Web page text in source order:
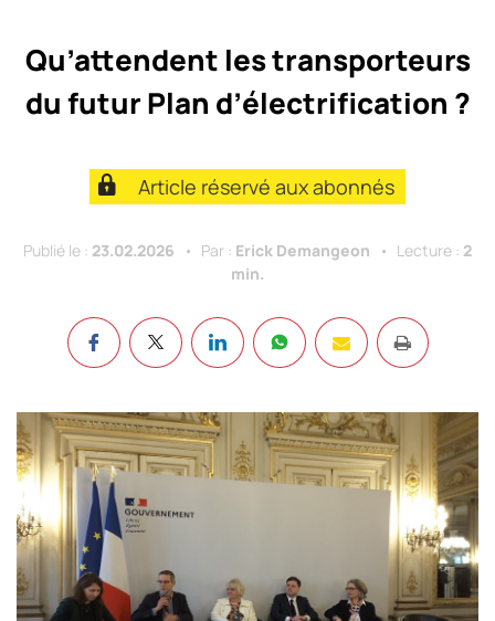
Qu’attendent les transporteurs
du futur Plan d’électrification ?
Article réservé aux abonnés
Publié le : 23.02.2026 Par : Erick Demangeon Lecture : 2
min.